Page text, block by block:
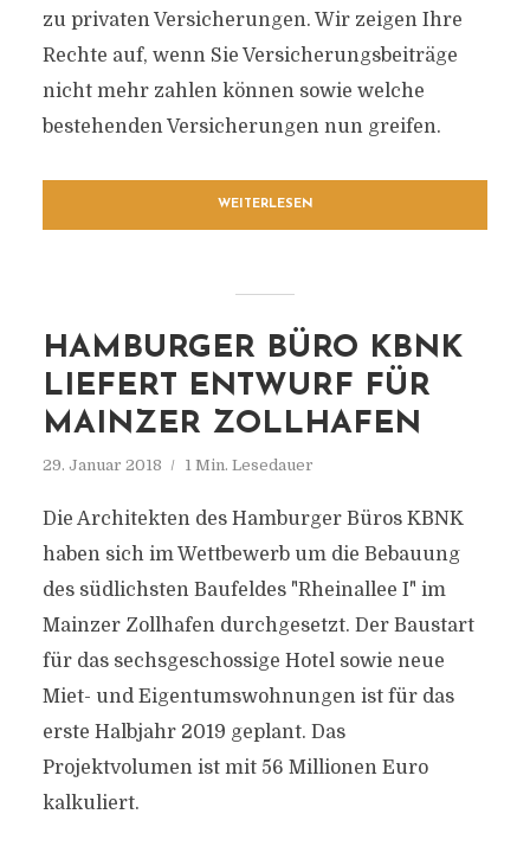
zu privaten Versicherungen. Wir zeigen Ihre
Rechte auf, wenn Sie Versicherungsbeiträge
nicht mehr zahlen können sowie welche
bestehenden Versicherungen nun greifen.
WEITERLESEN
HAMBURGER BÜRO KBNK
LIEFERT ENTWURF FÜR
MAINZER ZOLLHAFEN
29. Januar 2018 1 Min. Lesedauer
Die Architekten des Hamburger Büros KBNK
haben sich im Wettbewerb um die Bebauung
des südlichsten Baufeldes "Rheinallee I" im
Mainzer Zollhafen durchgesetzt. Der Baustart
für das sechsgeschossige Hotel sowie neue
Miet- und Eigentumswohnungen ist für das
erste Halbjahr 2019 geplant. Das
Projektvolumen ist mit 56 Millionen Euro
kalkuliert.